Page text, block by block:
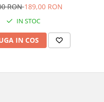
RON189,00 RON
IN STOC
IN COS